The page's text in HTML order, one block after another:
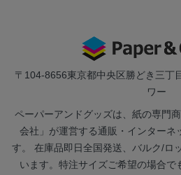
〒104-8656東京都中央区勝どき三丁
ワー
ペーパーアンドグッズは、紙の専門
会社」が運営する通販・インターネ
す。 在庫品即日全国発送、バルク/ロ
います。特注サイズご希望の場合で